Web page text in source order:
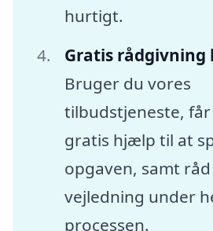
hurtigt.
Gratis rådgivning
Bruger du vores
tilbudstjeneste,
gratis hjælp til at
opgaven, samt
vejledning under
processen.